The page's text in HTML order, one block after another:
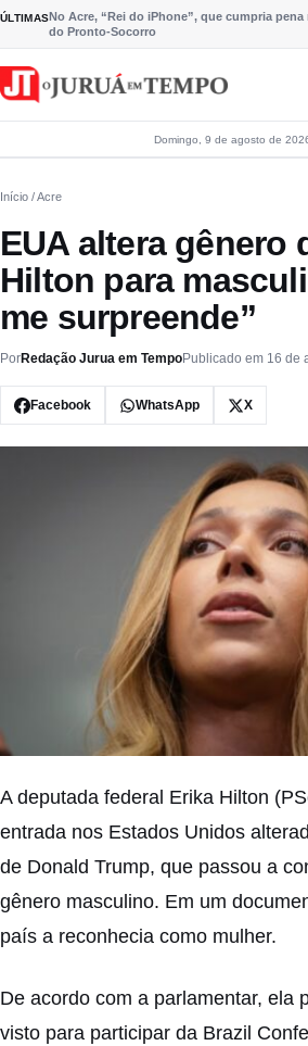
Pular para o conteúdo
ÚLTIMASNo Acre, “Rei do iPhone”, que cumpria
do Pronto-Socorro
Domingo, 9 de agosto de
Início / Acre
EUA altera gênero
Hilton para
me surpreende”
PorRedação Jurua em TempoPublicado em 16 de
Facebook WhatsApp X
A deputada federal Erika Hilton
entrada nos Estados Unidos
de Donald Trump, que passou a
gênero masculino. Em um
país a reconhecia como mulher.
De acordo com a parlamentar, ela
visto para participar da Brazil